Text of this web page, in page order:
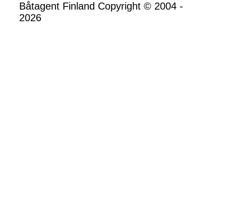
Båtagent Finland Copyright © 2004 -
2026